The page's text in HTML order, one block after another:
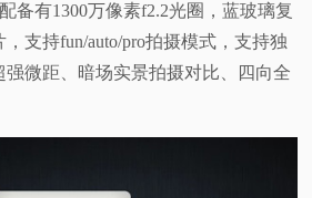
备有1300万像素f2.2光圈，蓝玻璃复
支持fun/auto/pro拍摄模式，支持独
微距、暗场实景拍摄对比、四向全